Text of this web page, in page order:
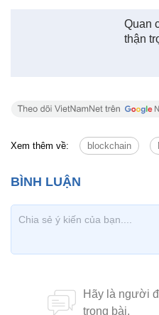
Quan
thận
Xem thêm về: blockchain